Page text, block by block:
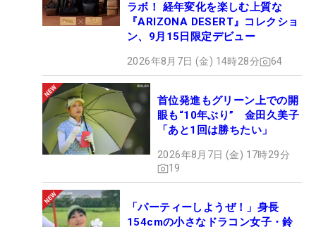
ラボ！ 経年変化を楽しむ上質な
『ARIZONA DESERT』コレクショ
ン、9月15日限定デビュー
2026年8月7日 (金) 14時28分 64
首位発進もグリーン上での開
眼も“10年ぶり” 金田久美子
「あと1回は勝ちたい」
2026年8月7日 (金) 17時29分
19
「パーティーしようぜ！」身長
154cmの小さなドラコン女子・鈴